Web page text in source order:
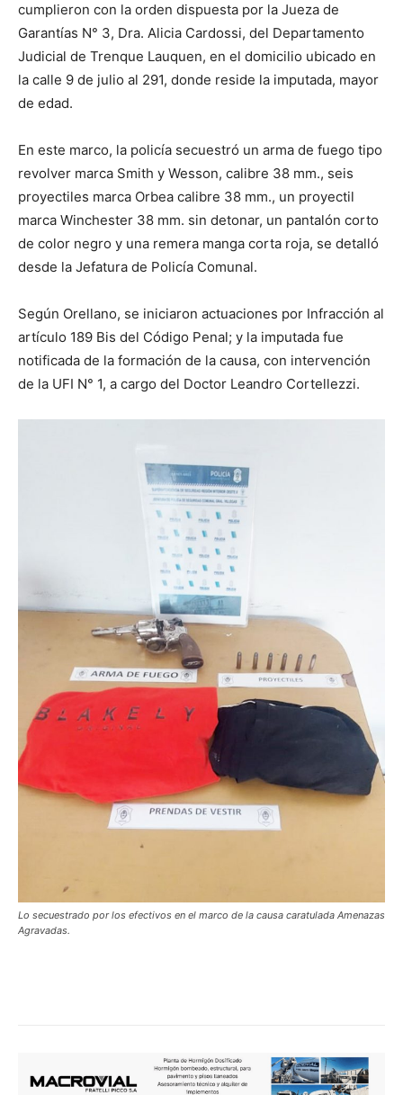
cumplieron con la orden dispuesta por la Jueza de
Garantías N° 3, Dra. Alicia Cardossi, del Departamento
Judicial de Trenque Lauquen, en el domicilio ubicado en
la calle 9 de julio al 291, donde reside la imputada, mayor
de edad.
En este marco, la policía secuestró un arma de fuego tipo
revolver marca Smith y Wesson, calibre 38 mm., seis
proyectiles marca Orbea calibre 38 mm., un proyectil
marca Winchester 38 mm. sin detonar, un pantalón corto
de color negro y una remera manga corta roja, se detalló
desde la Jefatura de Policía Comunal.
Según Orellano, se iniciaron actuaciones por Infracción al
artículo 189 Bis del Código Penal; y la imputada fue
notificada de la formación de la causa, con intervención
de la UFI N° 1, a cargo del Doctor Leandro Cortellezzi.
Lo secuestrado por los efectivos en el marco de la causa caratulada Amenazas
Agravadas.